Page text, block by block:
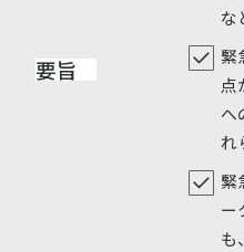
要旨
な
緊
点
へ
れ
緊
ー
も